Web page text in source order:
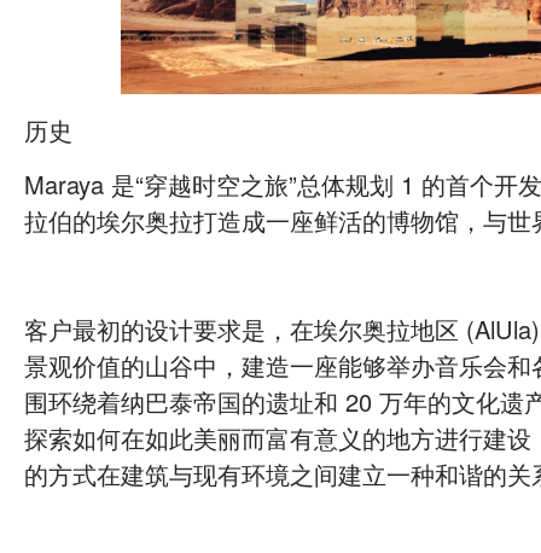
历史
Maraya 是“穿越时空之旅”总体规划 1 的首个开
拉伯的埃尔奥拉打造成一座鲜活的博物馆，与
客户最初的设计要求是，在埃尔奥拉地区
景观价值的山谷中，建造一座能够举办音乐会
围环绕着纳巴泰帝国的遗址和 20 万年的文化遗
探索如何在如此美丽而富有意义的地方进行建
的方式在建筑与现有环境之间建立一种和谐的关